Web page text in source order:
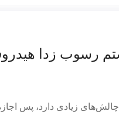
رسوب زدا
زیادی دارد، پس